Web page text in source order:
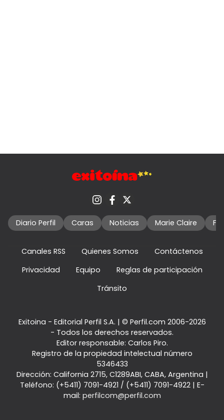
Diario Perfil Caras Noticias Marie Claire
Canales RSS Quienes Somos
Contáctenos
Privacidad
Equipo
Reglas de participación
Tránsito
Exitoina - Editorial Perfil S.A. | © Perfil.com 2006-2026
- Todos los derechos reservados.
Editor responsable: Carlos Piro.
Registro de la propiedad intelectual número
5346433
Dirección: California 2715, C1289ABI, CABA, Argentina |
Teléfono: (+5411) 7091-4921 / (+5411) 7091-4922| E-
mail: perfilcom@perfil.com